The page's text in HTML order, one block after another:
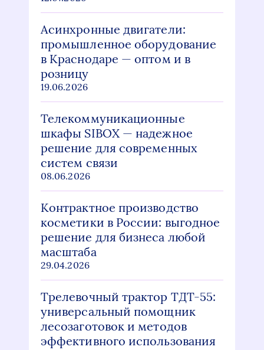
Асинхронные двигатели:
промышленное оборудование
в Краснодаре — оптом и в
розницу
19.06.2026
Телекоммуникационные
шкафы SIBOX — надежное
решение для современных
систем связи
08.06.2026
Контрактное производство
косметики в России: выгодное
решение для бизнеса любой
масштаба
29.04.2026
Трелевочный трактор ТДТ-55:
универсальный помощник
лесозаготовок и методов
эффективного использования